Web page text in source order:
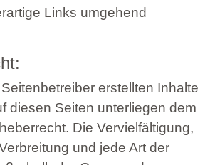
Links umgehend
erstellten Inhalte
diesen Seiten unterliegen dem
Die Vervielfältigung,
und jede Art der